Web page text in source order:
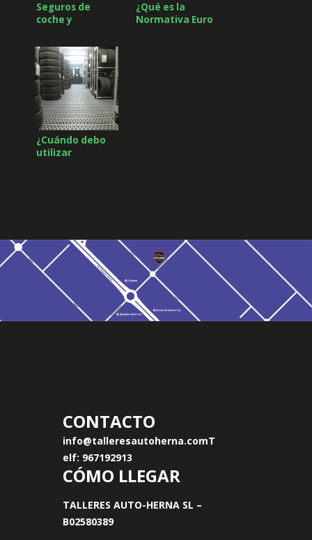
Seguros de
coche y
talleres de
confianza
¿Qué es la
Normativa Euro
¿Cuándo debo
utilizar
CONTACTO
info@talleresautoherna.comT
elf: 967192913
CÓMO LLEGAR
TALLERES AUTO-HERNA SL –
B02580389